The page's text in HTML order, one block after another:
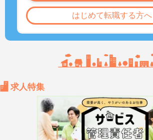
はじめて転職する方へ
求人特集